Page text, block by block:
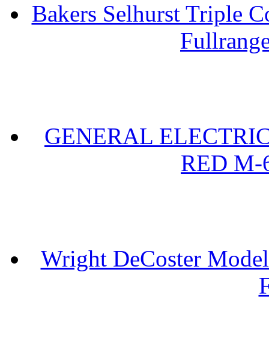
Bakers Selhurst Triple
GENERAL
RED M-
Wright DeCoster